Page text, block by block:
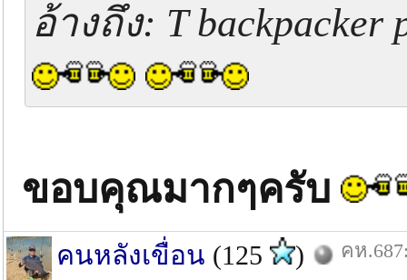
อ้างถึง: T backpacker
ขอบคุณมากๆครับ
คนหลังเขื่อน (125 ) คห